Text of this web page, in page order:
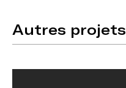
Autres projets